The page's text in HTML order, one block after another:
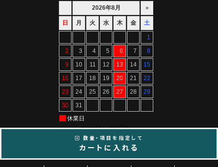
Copyright ©ARTIF All Rights Reserved.
数量・項目を指定して
カートに入れる